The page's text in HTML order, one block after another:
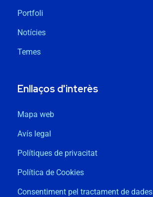
Portfoli
Notícies
Temes
Enllaços d'interès
Mapa web
Avís legal
Polítiques de privacitat
Política de Cookies
Consentiment pel tractament de dades